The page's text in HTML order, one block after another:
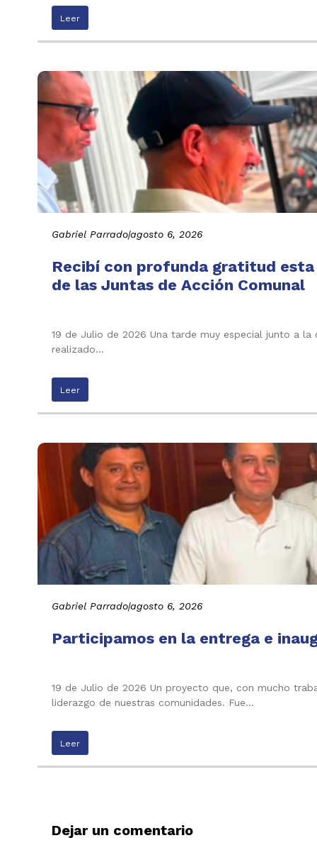
Leer
Gabriel Parrado|agosto 6, 2026
Recibí con profunda gratitud
de las Juntas de Acción Comunal
19 de Julio de 2026 Una tarde muy especial junto a
realizado…
Leer
Gabriel Parrado|agosto 6, 2026
Participamos en la entrega e
19 de Julio de 2026 Un proyecto que, con mucho
liderazgo de nuestras comunidades. Fue…
Leer
Dejar un comentario